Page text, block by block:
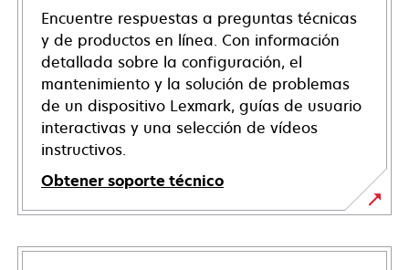
Encuentre respuestas a preguntas técnicas
y de productos en línea. Con información
detallada sobre la configuración, el
mantenimiento y la solución de problemas
de un dispositivo Lexmark, guías de usuario
interactivas y una selección de vídeos
instructivos.
Obtener soporte técnico
opens
in